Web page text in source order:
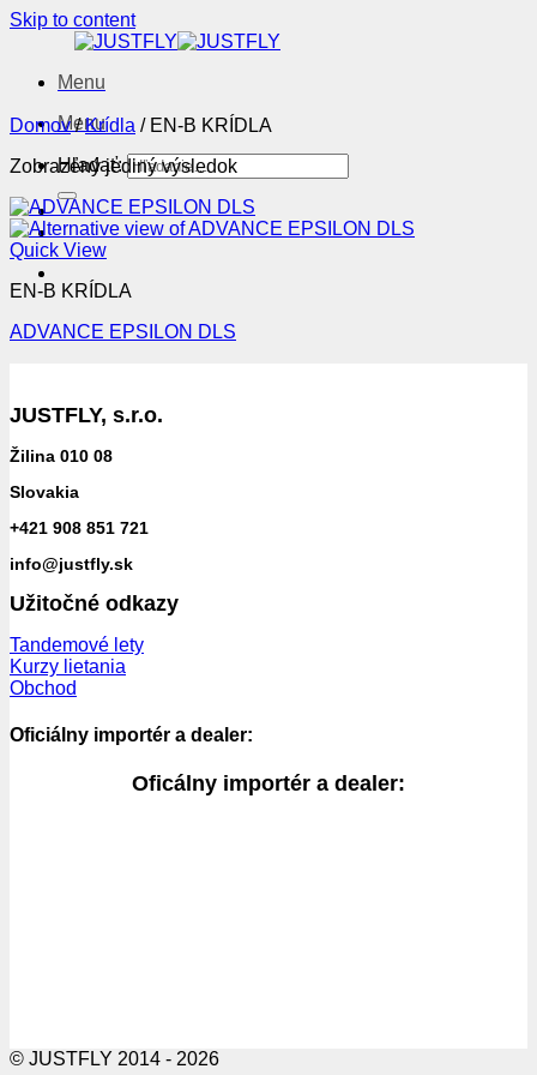
Skip to content
Menu
Menu
Hľadať:
Domov / Krídla /EN-B KRÍDLA
Zobrazený jediný výsledok
Quick View
EN-B KRÍDLA
ADVANCE EPSILON DLS
JUSTFLY, s.r.o.
Žilina 010 08
Slovakia
+421 908 851 721
info@justfly.sk
Užitočné odkazy
Tandemové lety
Kurzy lietania
Obchod
Oficiálny importér a dealer:
Oficálny importér a dealer:
© JUSTFLY 2014 - 2026